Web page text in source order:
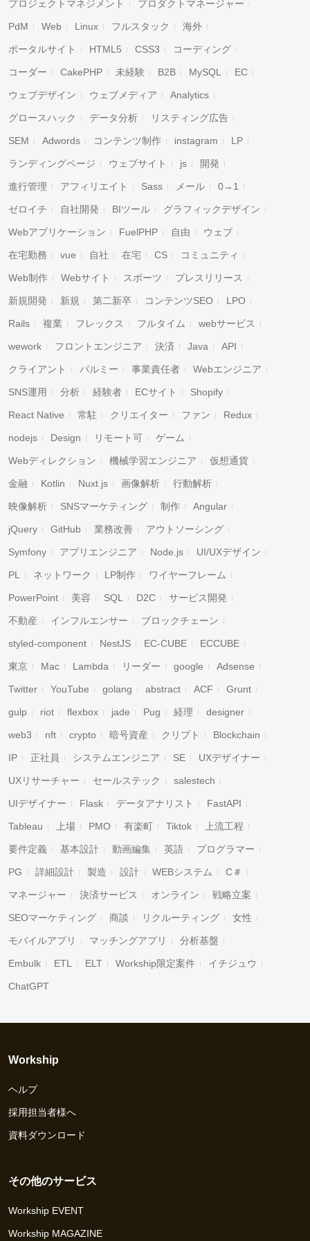
プロジェクトマネジメント プロダクトマネージャー
PdM Web Linux フルスタック 海外
ポータルサイト HTML5 CSS3 コーディング
コーダー CakePHP 未経験 B2B MySQL EC
ウェブデザイン ウェブメディア Analytics
グロースハック データ分析 リスティング広告
SEM Adwords コンテンツ制作 instagram LP
ランディングページ ウェブサイト js 開発
進行管理 アフィリエイト Sass メール 0→1
ゼロイチ 自社開発 BIツール グラフィックデザイン
Webアプリケーション FuelPHP 自由 ウェブ
在宅勤務 vue 自社 在宅 CS コミュニティ
Web制作 Webサイト スポーツ プレスリリース
新規開発 新規 第二新卒 コンテンツSEO LPO
Rails 複業 フレックス フルタイム webサービス
wework フロントエンジニア 決済 Java API
クライアント パルミー 事業責任者 Webエンジニア
SNS運用 分析 経験者 ECサイト Shopify
React Native 常駐 クリエイター ファン Redux
nodejs Design リモート可 ゲーム
Webディレクション 機械学習エンジニア 仮想通貨
金融 Kotlin Nuxt.js 画像解析 行動解析
映像解析 SNSマーケティング 制作 Angular
jQuery GitHub 業務改善 アウトソーシング
Symfony アプリエンジニア Node.js UI/UXデザイン
PL ネットワーク LP制作 ワイヤーフレーム
PowerPoint 美容 SQL D2C サービス開発
不動産 インフルエンサー ブロックチェーン
styled-component NestJS EC-CUBE ECCUBE
東京 Mac Lambda リーダー google Adsense
Twitter YouTube golang abstract ACF Grunt
gulp riot flexbox jade Pug 経理 designer
web3 nft crypto 暗号資産 クリプト Blockchain
IP 正社員 システムエンジニア SE UXデザイナー
UXリサーチャー セールステック salestech
UIデザイナー Flask データアナリスト FastAPI
Tableau 上場 PMO 有楽町 Tiktok 上流工程
要件定義 基本設計 動画編集 英語 プログラマー
PG 詳細設計 製造 設計 WEBシステム C＃
マネージャー 決済サービス オンライン 戦略立案
SEOマーケティング 商談 リクルーティング 女性
モバイルアプリ マッチングアプリ 分析基盤
Embulk ETL ELT Workship限定案件 イチジュウ
ChatGPT
Workship
ヘルプ
採用担当者様へ
資料ダウンロード
その他のサービス
Workship EVENT
Workship MAGAZINE